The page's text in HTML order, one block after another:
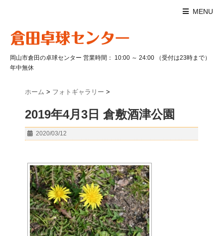
MENU
岡山市倉田の卓球センター 営業時間： 10:00 ～ 24:00 （受付は23時まで）
年中無休
ホーム > フォトギャラリー >
2019年4月3日 倉敷酒津公園
2020/03/12